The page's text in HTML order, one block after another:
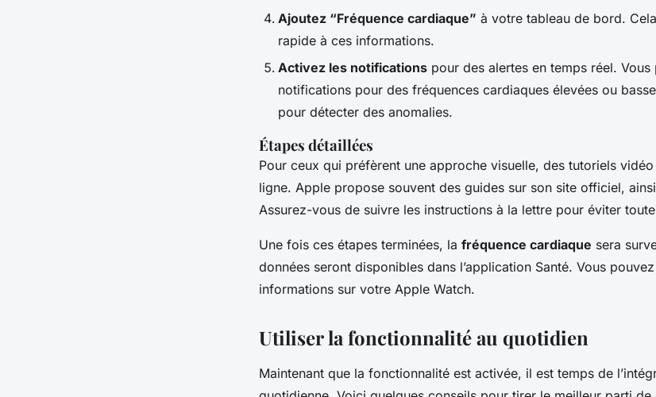
Ajoutez “Fréquence cardiaque” à votre tableau de bord.
rapide à ces informations.
Activez les notifications pour des alertes en temps réel.
notifications pour des fréquences cardiaques élevées ou
pour détecter des anomalies.
Étapes détaillées
Pour ceux qui préfèrent une approche visuelle, des tutoriels
ligne. Apple propose souvent des guides sur son site officiel,
Assurez-vous de suivre les instructions à la lettre pour éviter
Une fois ces étapes terminées, la fréquence cardiaque sera
données seront disponibles dans l’application Santé. Vous
informations sur votre Apple Watch.
Utiliser la fonctionnalité au quotidien
Maintenant que la fonctionnalité est activée, il est temps de